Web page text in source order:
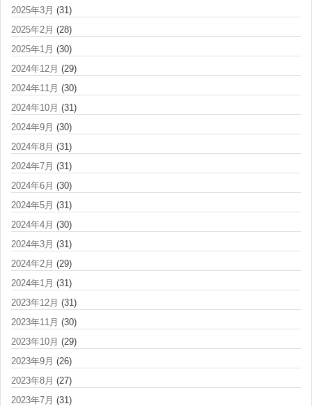
2025年3月 (31)
2025年2月 (28)
2025年1月 (30)
2024年12月 (29)
2024年11月 (30)
2024年10月 (31)
2024年9月 (30)
2024年8月 (31)
2024年7月 (31)
2024年6月 (30)
2024年5月 (31)
2024年4月 (30)
2024年3月 (31)
2024年2月 (29)
2024年1月 (31)
2023年12月 (31)
2023年11月 (30)
2023年10月 (29)
2023年9月 (26)
2023年8月 (27)
2023年7月 (31)